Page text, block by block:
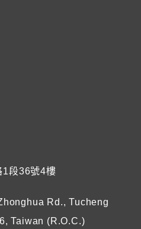
1段36號4樓
Rd., Tucheng
Taiwan (R.O.C.)